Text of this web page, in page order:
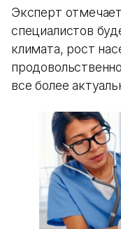
Эксперт
специалистов
климата, рост
все более